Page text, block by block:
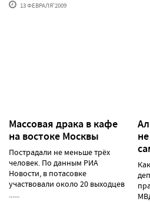
13 ФЕВРАЛЯ'2009
Массовая драка в кафе
на востоке Москвы
Пострадали не меньше трёх
человек. По данным РИА
Новости, в потасовке
участвовали около 20 выходцев